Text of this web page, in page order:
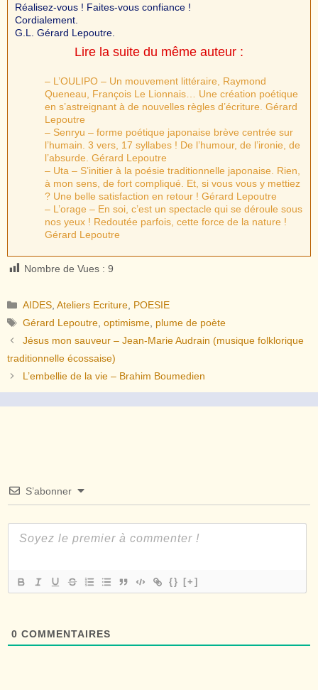
Réalisez-vous ! Faites-vous confiance !
Cordialement.
G.L. Gérard Lepoutre.
Lire la suite du même auteur :
– L’OULIPO – Un mouvement littéraire, Raymond
Queneau, François Le Lionnais… Une création poétique
en s’astreignant à de nouvelles règles d’écriture. Gérard
Lepoutre
– Senryu – forme poétique japonaise brève centrée sur
l’humain. 3 vers, 17 syllabes ! De l’humour, de l’ironie, de
l’absurde. Gérard Lepoutre
– Uta – S’initier à la poésie traditionnelle japonaise. Rien,
à mon sens, de fort compliqué. Et, si vous vous y mettiez
? Une belle satisfaction en retour ! Gérard Lepoutre
– L’orage – En soi, c’est un spectacle qui se déroule sous
nos yeux ! Redoutée parfois, cette force de la nature !
Gérard Lepoutre
Nombre de Vues : 9
Catégories
AIDES ,Ateliers Ecriture POESIE
Étiquettes
Gérard Lepoutre ,optimisme plume de poète
Jésus mon sauveur – Jean-Marie Audrain (musique folklorique
traditionnelle écossaise)
L’embellie de la vie – Brahim Boumedien
S’abonner
{} [+]
0 COMMENTAIRES